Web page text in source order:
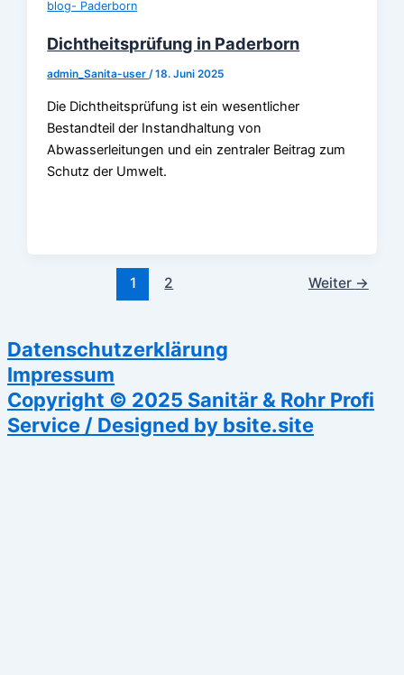
blog- Paderborn
Dichtheitsprüfung in Paderborn
admin_Sanita-user/18. Juni 2025
Die Dichtheitsprüfung ist ein wesentlicher
Bestandteil der Instandhaltung von
Abwasserleitungen und ein zentraler Beitrag zum
Schutz der Umwelt.
1 2 Weiter →
Datenschutzerklärung
Impressum
Copyright © 2025 Sanitär & Rohr Profi
Service / Designed by bsite.site